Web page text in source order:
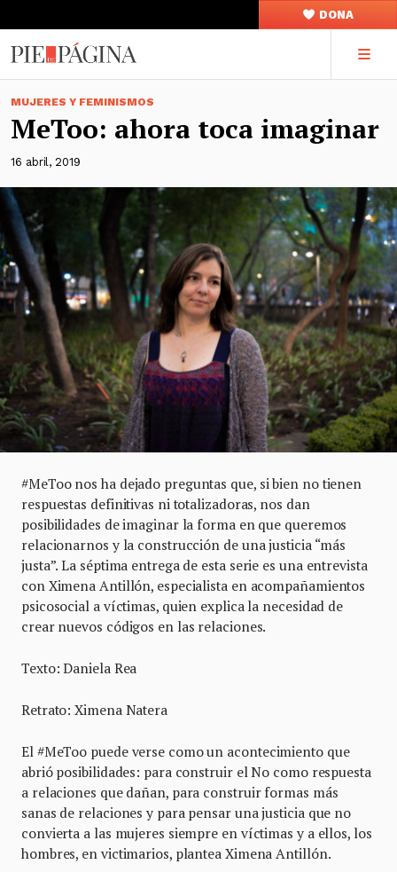
DONA
MUJERES Y FEMINISMOS
MeToo: ahora toca imaginar
16 abril, 2019
#MeToo nos ha dejado preguntas que, si bien no tienen
respuestas definitivas ni totalizadoras, nos dan
posibilidades de imaginar la forma en que queremos
relacionarnos y la construcción de una justicia “más
justa”. La séptima entrega de esta serie es una entrevista
con Ximena Antillón, especialista en acompañamientos
psicosocial a víctimas, quien explica la necesidad de
crear nuevos códigos en las relaciones.
Texto: Daniela Rea
Retrato: Ximena Natera
El #MeToo puede verse como un acontecimiento que
abrió posibilidades: para construir el No como respuesta
a relaciones que dañan, para construir formas más
sanas de relaciones y para pensar una justicia que no
convierta a las mujeres siempre en víctimas y a ellos, los
hombres, en victimarios, plantea Ximena Antillón.